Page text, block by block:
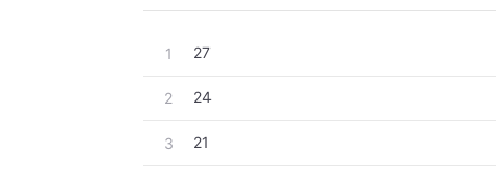
1 27
2 24
3 21